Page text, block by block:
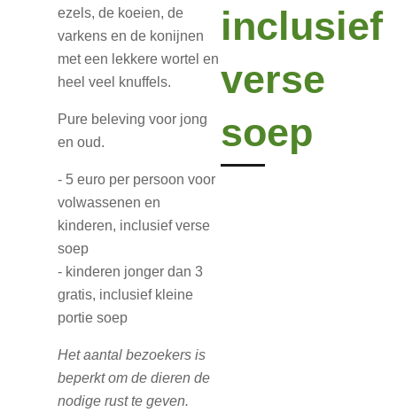
inclusief
verse
soep
ezels, de koeien, de
varkens en de konijnen
met een lekkere wortel en
heel veel knuffels.
Pure beleving voor jong
en oud.
- 5 euro per persoon voor
volwassenen en
kinderen, inclusief verse
soep
- kinderen jonger dan 3
gratis, inclusief kleine
portie soep
Het aantal bezoekers is
beperkt om de dieren de
nodige rust te geven.